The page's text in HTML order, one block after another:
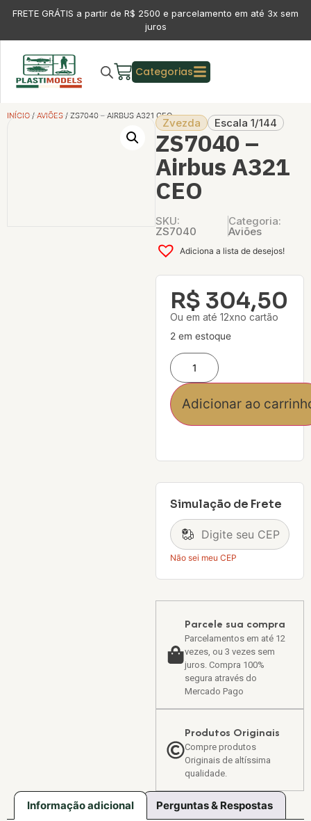
FRETE GRÁTIS a partir de R$ 2500 e parcelamento em até 3x sem
juros
Categorias
INÍCIO / AVIÕES / ZS7040 – AIRBUS A321 CEO
Zvezda Escala 1/144
ZS7040 –
Airbus A321
CEO
SKU:
ZS7040
Categoria:
Aviões
Adiciona a lista de desejos!
R$ 304,50
Ou em até 12xno cartão
2 em estoque
Adicionar ao
Simulação de Frete
Não sei meu CEP
Parcele sua compra
Parcelamentos em até 12
vezes, ou 3 vezes sem
juros. Compra 100%
segura através do
Mercado Pago
Produtos Originais
Compre produtos
Originais de altíssima
qualidade.
Informação adicional Perguntas & Respostas